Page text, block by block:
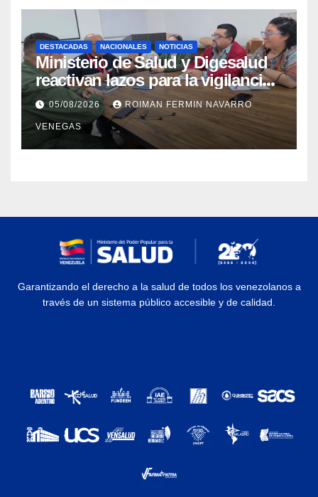
DESTACADAS NACIONALES NOTICIAS
Ministerio de Salud y Digesalud
reactivan lazos para la vigilancia
epidemiológica y el control de
enfermedades
05/08/2026 ROIMAN FERMIN NAVARRO
VENEGAS
Garantizando el derecho a la salud de todos los venezolanos a
través de un sistema público accesible y de calidad.